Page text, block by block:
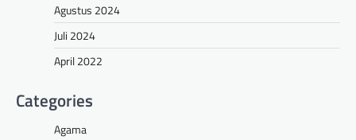
Agustus 2024
Juli 2024
April 2022
Categories
Agama